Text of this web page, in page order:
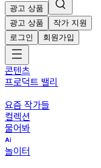
광고 상품
광고 상품
작가 지원
로그인
회원가입
콘텐츠
프로덕트 밸리
요즘 작가들
컬렉션
물어봐
놀이터